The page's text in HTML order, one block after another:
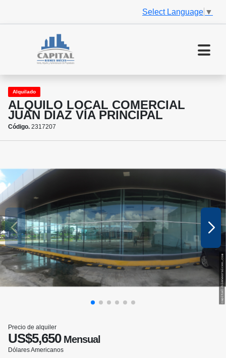
Select Language ▼
Alquilado
ALQUILO LOCAL COMERCIAL
JUAN DIAZ VÍA PRINCIPAL
Código. 2317207
Precio de alquiler
US$5,650Mensual
Dólares Americanos